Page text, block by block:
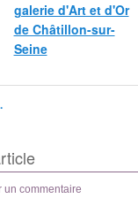
galerie d'Art et d'Or
de Châtillon-sur-
Seine
un commentaire